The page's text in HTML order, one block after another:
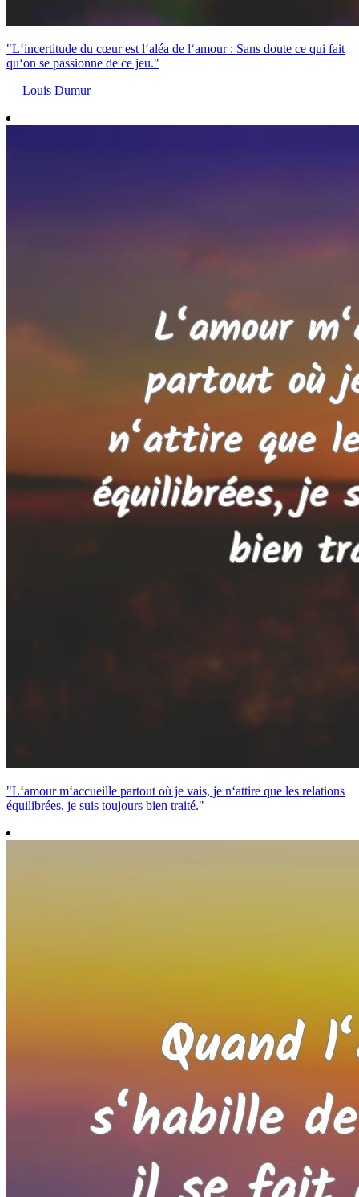
"L‘incertitude du cœur est l‘aléa de l‘amour : Sans doute ce qui fait
qu‘on se passionne de ce jeu."
— Louis Dumur
"L‘amour m‘accueille partout où je vais, je n‘attire que les relations
équilibrées, je suis toujours bien traité."